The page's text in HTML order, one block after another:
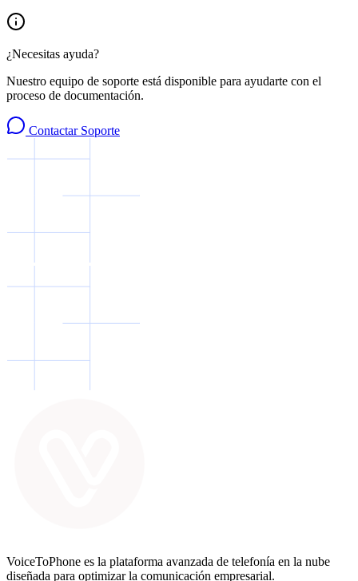
¿Necesitas ayuda?
Nuestro equipo de soporte está disponible para ayudarte con el
proceso de documentación.
Contactar Soporte
VoiceToPhone es la plataforma avanzada de telefonía en la nube
diseñada para optimizar la comunicación empresarial.